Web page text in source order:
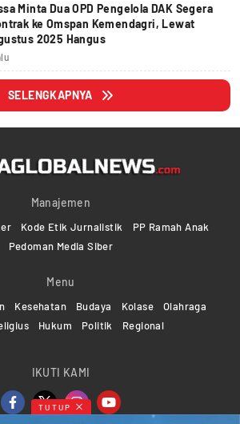
Minta Dua OPD Pengelola DAK Segera
ke Omspan Kemendagri, Lewat
2025 Hangus
SELENGKAPNYA
Manajemen
Kode Etik Jurnalistik
PP Ramah Anak
Pedoman Media Siber
Menu
Kesehatan Budaya Kolase
Olahraga
Hukum Politik Regional
IKUTI KAMI
TUTUP